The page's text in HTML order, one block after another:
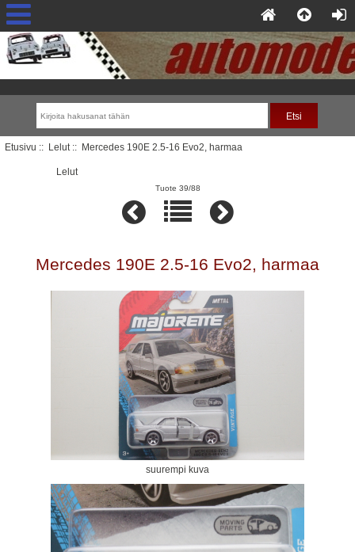
Etusivu :: Lelut:: Mercedes 190E 2.5-16 Evo2, harmaa
Lelut
Tuote 39/88
Mercedes 190E 2.5-16 Evo2, harmaa
suurempi kuva